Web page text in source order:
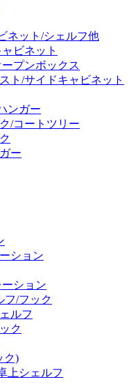
ネット/シェルフ他
ビネット
プンボックス
ト/サイドキャビネット
ンガー
/コートツリー
ー
ション
ション
/フック
ルフ
ク
ク)
上シェルフ